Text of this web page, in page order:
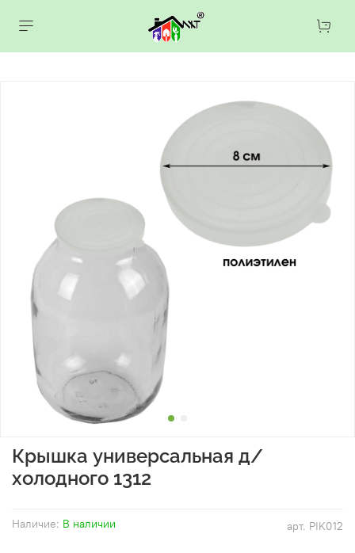
арт. PIK012
Наличие: В наличии
Крышка универсальная д/
холодного 1312